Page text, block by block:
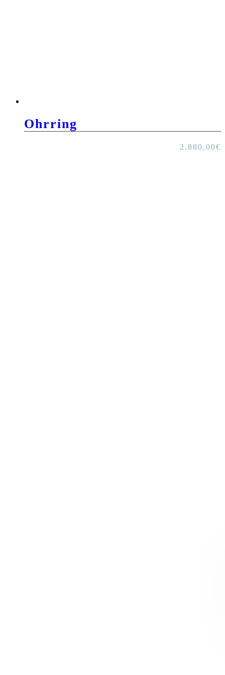
Ohrring
2.880,00€